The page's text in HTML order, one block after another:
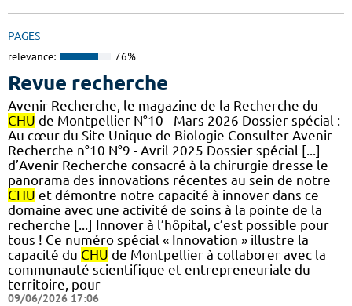
PAGES
relevance: 76%
Revue recherche
Avenir Recherche, le magazine de la Recherche du
CHU de Montpellier N°10 - Mars 2026 Dossier spécial :
Au cœur du Site Unique de Biologie Consulter Avenir
Recherche n°10 N°9 - Avril 2025 Dossier spécial [...]
d’Avenir Recherche consacré à la chirurgie dresse le
panorama des innovations récentes au sein de notre
CHU et démontre notre capacité à innover dans ce
domaine avec une activité de soins à la pointe de la
recherche [...] Innover à l’hôpital, c’est possible pour
tous ! Ce numéro spécial « Innovation » illustre la
capacité du CHU de Montpellier à collaborer avec la
communauté scientifique et entrepreneuriale du
territoire, pour
09/06/2026 17:06